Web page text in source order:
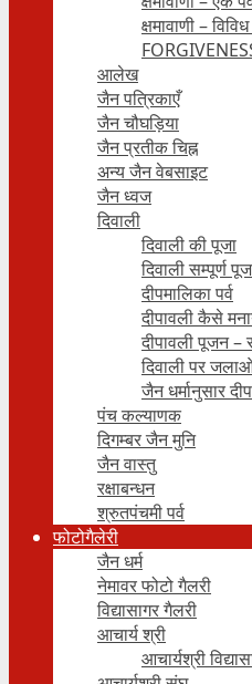
क्षमावाणी –
आलेख
जैन पत्रिकाएँ
जैन चौघड़िया
जैन प्रतीक चिह्न
अन्य जैन वेबसाइट
जैन ध्वज
दिवाली
दिवाली की पूजा
दिवाली सम्पूर्ण
दीपमालिका पर्व
दीपावली कैसे
दीपावली पूजन –
दिवाली पर
जैन धर्मानुसार
पंच कल्याणक
दिगम्बर जैन मुनि
जैन वास्तु
रक्षाबन्धन
श्रुतपंचमी पर्व
फोटोगैलेरी
जैन धर्म
नेमावर फोटो गैलरी
विद्यासागर गैलरी
आचार्य श्री
आचार्यश्री